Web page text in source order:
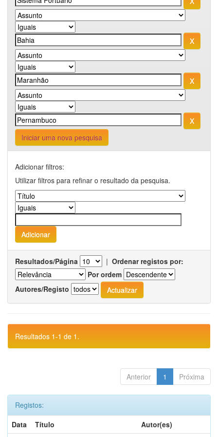
Iniciar uma nova pesquisa
Adicionar filtros:
Utilizar filtros para refinar o resultado da pesquisa.
Resultados/Página | Ordenar registos por:
Por ordem
Autores/Registo
Resultados 1-1 de 1.
Anterior 1 Próxima
Registos:
Data
Título
Autor(es)